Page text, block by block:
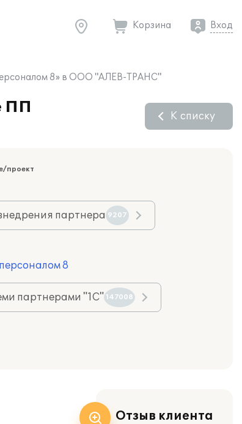
Корзина Вход
8» в ООО "АЛЕВ-ТРАНС"
ПП
К списку
проект
партнера 9207
8
партнерами "1С" 147008
Отзыв клиента